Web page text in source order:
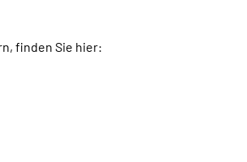
finden Sie hier: